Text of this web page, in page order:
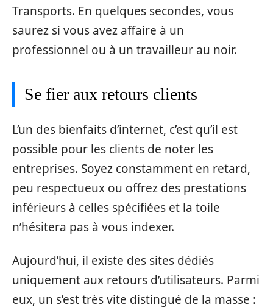
Transports. En quelques secondes, vous
saurez si vous avez affaire à un
professionnel ou à un travailleur au noir.
Se fier aux retours clients
L’un des bienfaits d’internet, c’est qu’il est
possible pour les clients de noter les
entreprises. Soyez constamment en retard,
peu respectueux ou offrez des prestations
inférieurs à celles spécifiées et la toile
n’hésitera pas à vous indexer.
Aujourd’hui, il existe des sites dédiés
uniquement aux retours d’utilisateurs. Parmi
eux, un s’est très vite distingué de la masse :